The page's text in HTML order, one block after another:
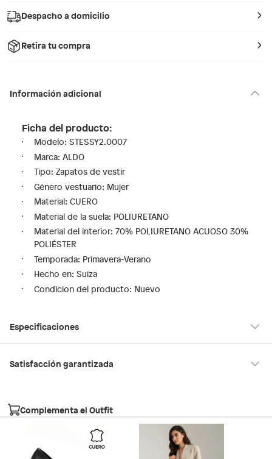
Despacho a domicilio
Retira tu compra
Información adicional
Ficha del producto:
Modelo: STESSY2.0007
Marca: ALDO
Tipo: Zapatos de vestir
Género vestuario: Mujer
Material: CUERO
Material de la suela: POLIURETANO
Material del interior: 70% POLIURETANO ACUOSO 30%
POLIÉSTER
Temporada: Primavera-Verano
Hecho en: Suiza
Condicion del producto: Nuevo
Especificaciones
Modelo
Satisfacción garantizada
Sin embargo, tenemos categorías que cuentan con plazos
diferentes, otras con restricciones y algunas que no se pueden
devolver ni cambiar. Conoce cuáles son:
Complementa el Outfit